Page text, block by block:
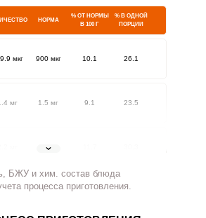
НОРМА
% ОТ НОРМЫ
В 100 Г
% В ОДНОЙ
ПОРЦИИ
мкг 900 мкг 10.1 26.1
мг 1.5 мг 9.1 23.5
1.8 мг
мг 500 мг 15 38.8
БЖУ и хим. состав блюда
процесса приготовления.